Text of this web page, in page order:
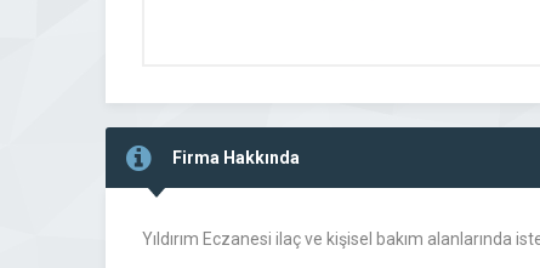
Firma Hakkında
Yıldırım Eczanesi ilaç ve kişisel bakım alanlarında